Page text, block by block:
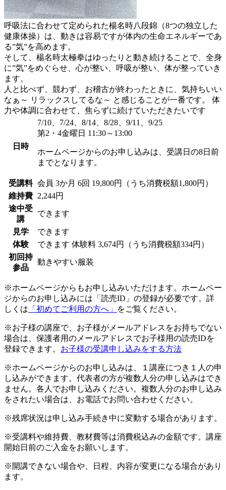
呼吸法に合わせて定められた楊名時八段錦（8つの独立した
健康体操）は、動きは容易ですが体内の生命エネルギーであ
る”気”を高めます。
そして、楊名時太極拳はゆったりと動き続けることで、全身
に”気”をめぐらせ、心が整い、呼吸が整い、体が整っていき
ます。
人と比べず、競わず、お稽古が終わったときに、気持ちいい
なぁ～ リラックスしてるな～ と感じることが一番です。 体
力や体調に合わせて、焦らずに続けていただきたいです
日時
7/10、7/24、8/14、8/28、9/11、9/25
第2・4金曜日 11:30～13:00
ホームページからのお申し込みは、受講日の8日前
までとなります。
受講料 会員 3か月 6回 19,800円（うち消費税額1,800円）
維持費
2,244円
途中受
講
できます
見学
できます
体験
できます 体験料 3,674円（うち消費税額334円）
初回持
参品
動きやすい服装
※ホームページからもお申し込みいただけます。ホームペー
ジからのお申し込みには「読売ID」の登録が必要です。詳
しくは 「初めてご利用の方へ」 をご覧ください。
※お子様の講座で、お子様がメールアドレスをお持ちでない
場合は、保護者用のメールアドレスでお子様用の読売IDを
登録できます。 お子様の受講申し込みをする方法
※ホームページからのお申し込みは、１講座につき１人の申
し込みができます。代表者の方が複数人分の申し込みはでき
ません。各人でお申し込みください。複数人分のお申し込み
をされたい場合は、お電話でお問い合わせください。
※残席状況は申し込み手続き中に変動する場合があります。
※受講料や維持費、教材費等は消費税込みの金額です。講座
開始日前のご入金をお願いします。
※開講できない場合や、日程、内容が変更になる場合があり
ます。